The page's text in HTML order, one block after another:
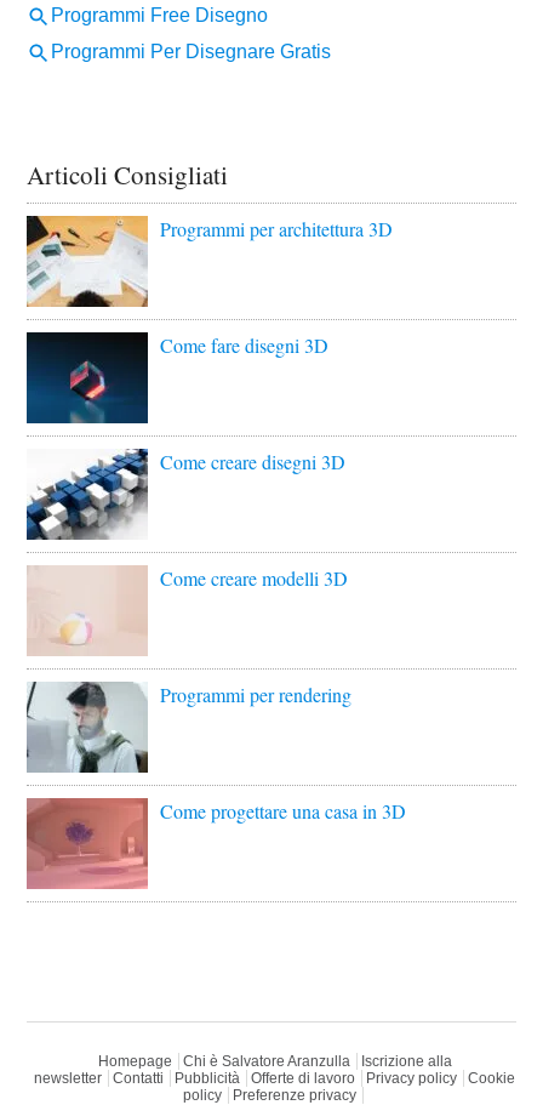
Articoli Consigliati
Programmi per architettura 3D
Come fare disegni 3D
Come creare disegni 3D
Come creare modelli 3D
Programmi per rendering
Come progettare una casa in 3D
Homepage Chi è Salvatore Aranzulla
Iscrizione alla
newsletter
Contatti Pubblicità Offerte di lavoro Privacy policy
Cookie
policy
Preferenze privacy